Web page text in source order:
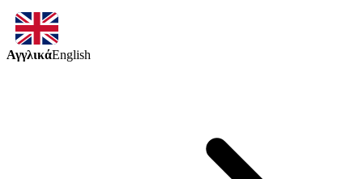
ΑγγλικάEnglish